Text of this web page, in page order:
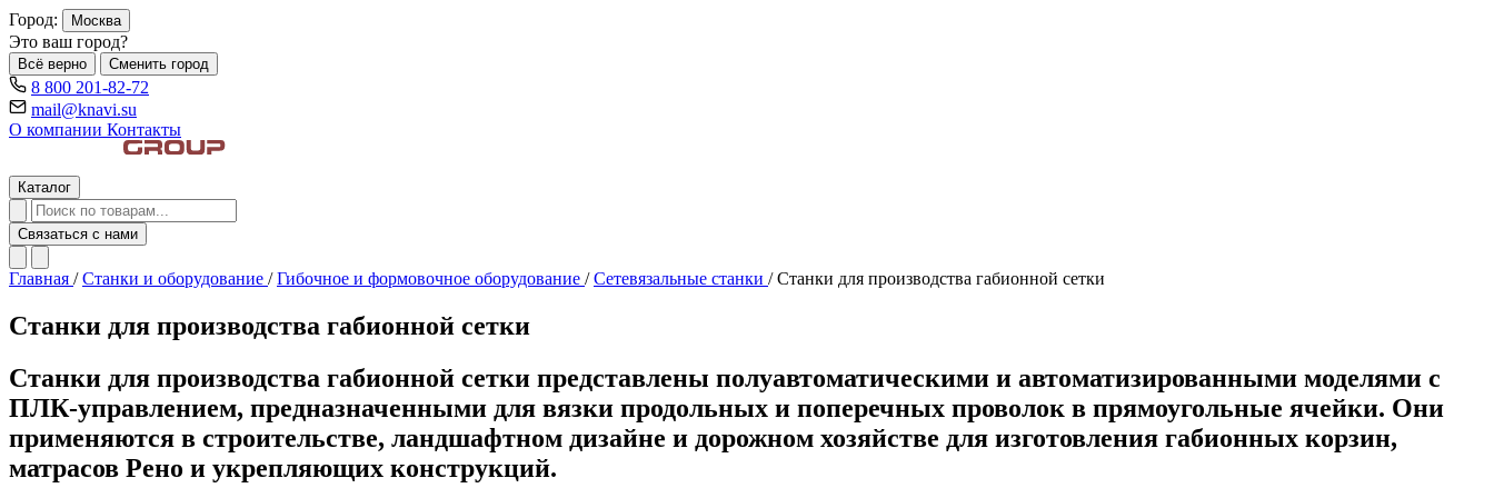
Город: Москва
Это ваш город?
Всё верно Сменить город
8 800 201-82-72
mail@knavi.su
О компании Контакты
Каталог
Связаться с нами
Главная / Станки и оборудование / Гибочное и формовочное оборудование / Сетевязальные станки / Станки для производства габионной сетки
Станки для производства габионной сетки
Станки для производства габионной сетки представлены полуавтоматическими и автоматизированными моделями с
ПЛК-управлением, предназначенными для вязки продольных и поперечных проволок в прямоугольные ячейки. Они
применяются в строительстве, ландшафтном дизайне и дорожном хозяйстве для изготовления габионных корзин,
матрасов Рено и укрепляющих конструкций.